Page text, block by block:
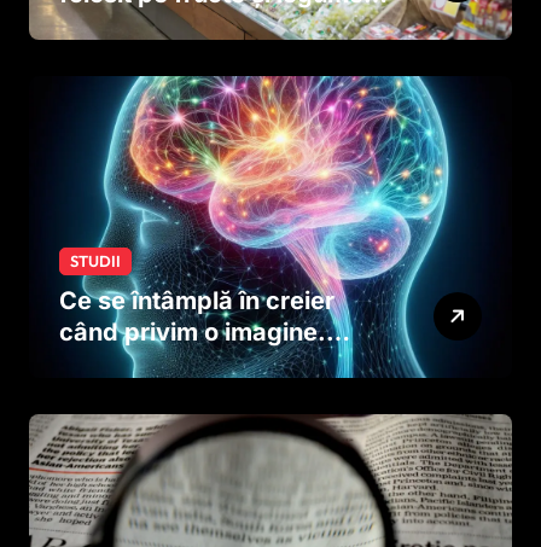
ar putea afecta dezvoltarea
dinainte de naștere
STUDII
Ce se întâmplă în creier
când privim o imagine.
Studiul care explică rolul